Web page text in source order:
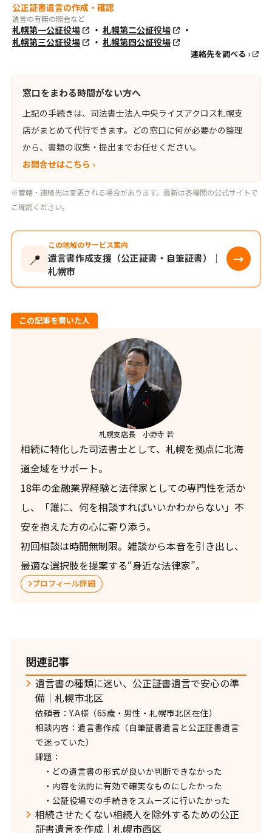
公正証書遺言の作成・確認
遺言の有無の照会など
札幌第一公証役場 ・ 札幌第二公証役場
・
札幌第三公証役場
・ 札幌第四公証役場
連絡先を調べる ›
窓口をまわる時間がない方へ
上記の手続きは、司法書士法人中央ライズアクロス札幌支
店がまとめて代行できます。どの窓口に何が必要かの整理
から、書類の収集・提出までお任せください。
お問合せはこちら ›
※管轄・連絡先は変更される場合があります。最新は各機関の公式サイトで
ご確認ください。
📍
この地域のサービス案内
遺言書作成支援（公正証書・自筆証書）｜
札幌市
→
この記事を書いた人
札幌支店長 小野寺 若
相続に特化した司法書士として、札幌を拠点に北海
道全域をサポート。
18年の金融業界経験と法律家としての専門性を活か
し、「誰に、何を相談すればいいかわからない」不
安を抱えた方の心に寄り添う。
初回相談は時間無制限。雑談から本音を引き出し、
最適な選択肢を提案する“身近な法律家”。
プロフィール詳細
関連記事
遺言書の種類に迷い、公正証書遺言で安心の準
備｜札幌市北区
依頼者：Y.A様（65歳・男性・札幌市北区在住）
相談内容：遺言書作成（自筆証書遺言と公正証書遺言
で迷っていた）
課題：
・どの遺言書の形式が良いか判断できなかった
・内容を法的に有効で確実なものにしたかった
・公証役場での手続きをスムーズに行いたかった
相続させたくない相続人を除外するための公正
証書遺言を作成｜札幌市西区